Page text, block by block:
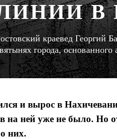
В
краевед Георгий
города,
и вырос в
на ней уже не было. Но
них.